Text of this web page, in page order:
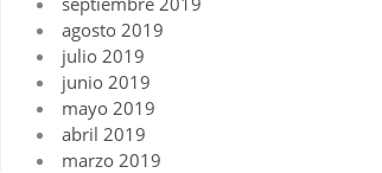
agosto 2019
julio 2019
junio 2019
mayo 2019
abril 2019
marzo 2019